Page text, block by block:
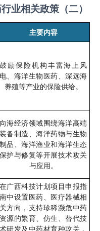
业相关政策（二）
主要内容
鼓励保险机构丰富海上风
电、海洋生物医药、深远海
养殖等产业的保险供给。
向海经济领域围绕海洋高端
装备制造、海洋药物与生物
制品、海洋渔业和海洋生态
保护与修复等开展技术攻关
与应用。
在广西科技计划项目申报指
南中设置医药、医疗器械相
关方向，支持珍稀濒危中药
资源的繁育、仿生、替代技
术研发及中药材育种攻关，